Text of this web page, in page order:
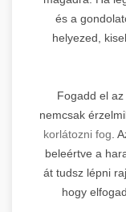
és a
helyezed,
Fogadd el
nemcsak
korlátozni fog .
beleértve a
át tudsz lépni
hogy